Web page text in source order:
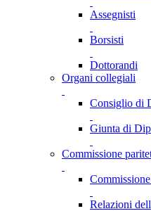
Assegnisti
Borsisti
Dottorandi
Organi collegiali
Consiglio di
Giunta di
Commissione
Relazioni